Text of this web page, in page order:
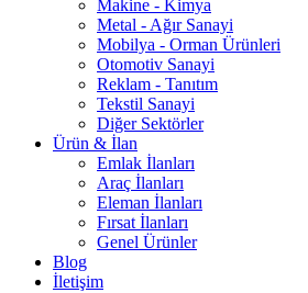
Makine - Kimya
Metal - Ağır Sanayi
Mobilya - Orman Ürünleri
Otomotiv Sanayi
Reklam - Tanıtım
Tekstil Sanayi
Diğer Sektörler
Ürün & İlan
Emlak İlanları
Araç İlanları
Eleman İlanları
Fırsat İlanları
Genel Ürünler
Blog
İletişim